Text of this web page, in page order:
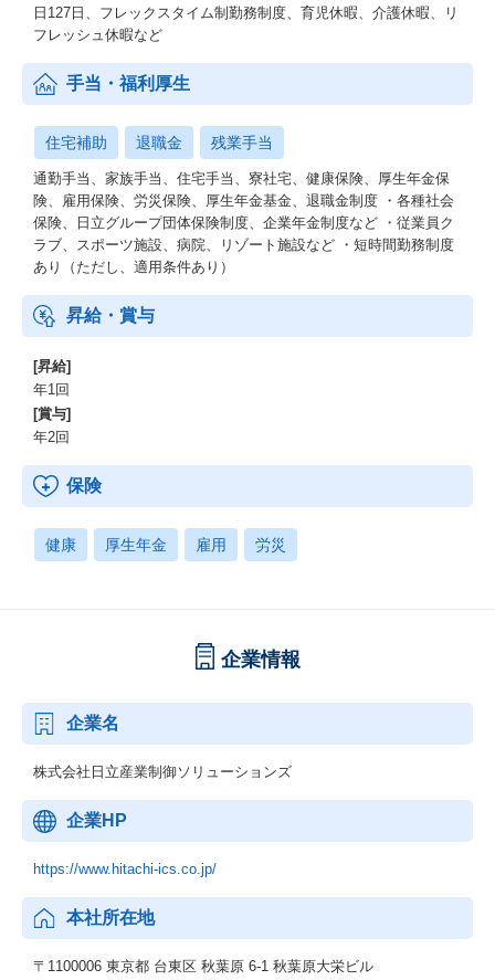
日127日、フレックスタイム制勤務制度、育児休暇、介護休暇、リ
フレッシュ休暇など
手当・福利厚生
住宅補助 退職金 残業手当
通勤手当、家族手当、住宅手当、寮社宅、健康保険、厚生年金保
険、雇用保険、労災保険、厚生年金基金、退職金制度 ・各種社会
保険、日立グループ団体保険制度、企業年金制度など ・従業員ク
ラブ、スポーツ施設、病院、リゾート施設など ・短時間勤務制度
あり（ただし、適用条件あり）
昇給・賞与
[昇給]
年1回
[賞与]
年2回
保険
健康 厚生年金 雇用 労災
企業情報
企業名
株式会社日立産業制御ソリューションズ
企業HP
https://www.hitachi-ics.co.jp/
本社所在地
〒1100006 東京都 台東区 秋葉原 6-1 秋葉原大栄ビル